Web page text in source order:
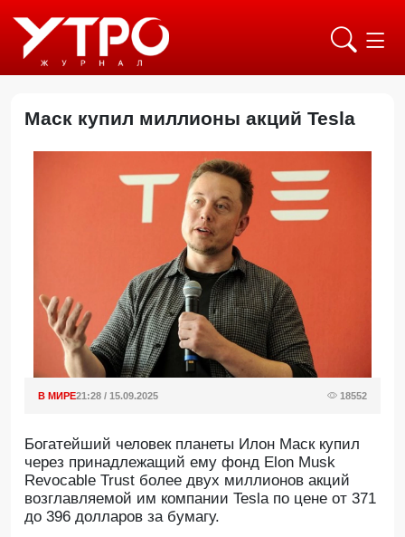
Маск купил миллионы акций Tesla
В МИРЕ21:28 / 15.09.2025 18552
Богатейший человек планеты Илон Маск купил
через принадлежащий ему фонд Elon Musk
Revocable Trust более двух миллионов акций
возглавляемой им компании Tesla по цене от 371
до 396 долларов за бумагу.